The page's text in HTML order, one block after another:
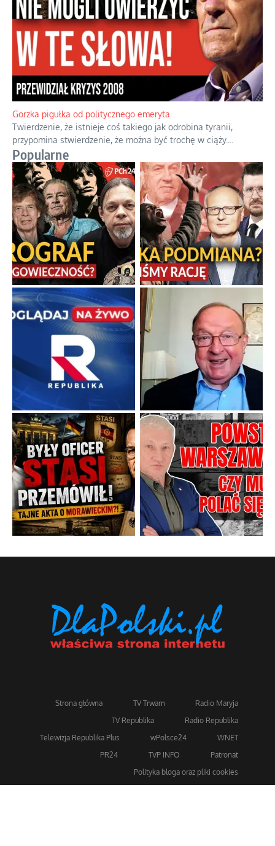
Gorzka pigułka od politycznego emeryta
Twierdzenie, że istnieje coś takiego jak odrobina tyranii,
przypomina stwierdzenie, że można być trochę w ciąży.
Popularne
Strona główna TV Trwam
Radio Maryja
TV Republika
Radio Republika
Telewizja Republika Plus
wPolsce24
WNET
PR24
TVP INFO
Patronat
Polityka bloga oraz pliki cookies